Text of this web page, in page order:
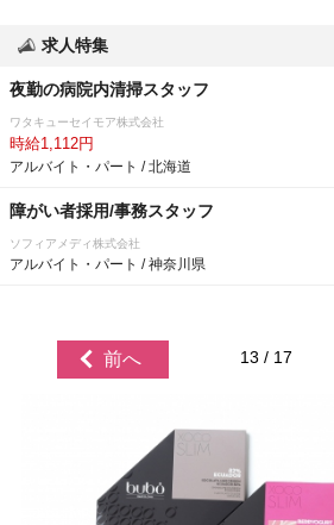
求人特集
夜勤の病院内清掃スタッフ
ワタキューセイモア株式会社
時給1,112円
アルバイト・パート / 北海道
障がい者採用/事務スタッフ
ソフィアメディ株式会社
アルバイト・パート / 神奈川県
前へ 13 / 17